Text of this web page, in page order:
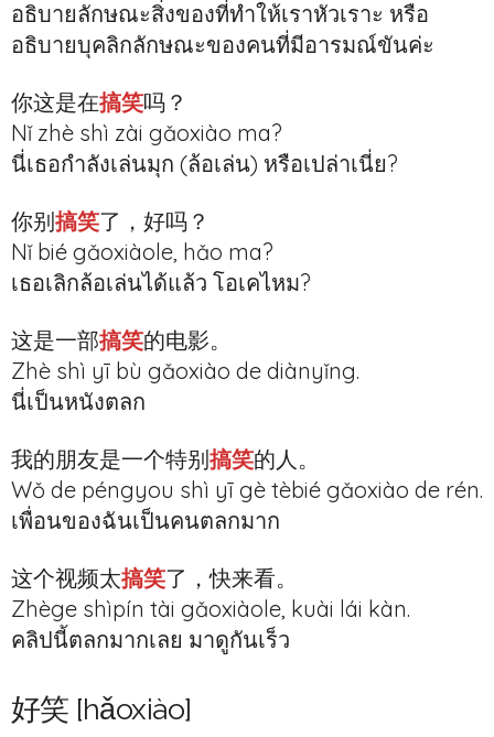
อธิบายลักษณะสิ่งของที่ทำให้เราหัวเราะ หรือ
อธิบายบุคลิกลักษณะของคนที่มีอารมณ์ขันค่ะ
你这是在搞笑吗？
Nǐ zhè shì zài gǎoxiào ma?
นี่เธอกำลังเล่นมุก (ล้อเล่น) หรือเปล่าเนี่ย?
你别 搞笑了，好吗？
Nǐ bié gǎoxiàole, hǎo ma?
เธอเลิกล้อเล่นได้แล้ว โอเคไหม?
这是一部搞笑的电影。
Zhè shì yī bù gǎoxiào de diànyǐng.
นี่เป็นหนังตลก
我的朋友是一个特别 搞笑的人。
Wǒ de péngyou shì yī gè tèbié gǎoxiào de rén.
เพื่อนของฉันเป็นคนตลกมาก
这个视频太搞笑了，快来看。
Zhège shìpín tài gǎoxiàole, kuài lái kàn.
คลิปนี้ตลกมากเลย มาดูกันเร็ว
好笑 [hǎoxiào]